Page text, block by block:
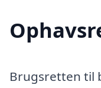
Brugsretten til